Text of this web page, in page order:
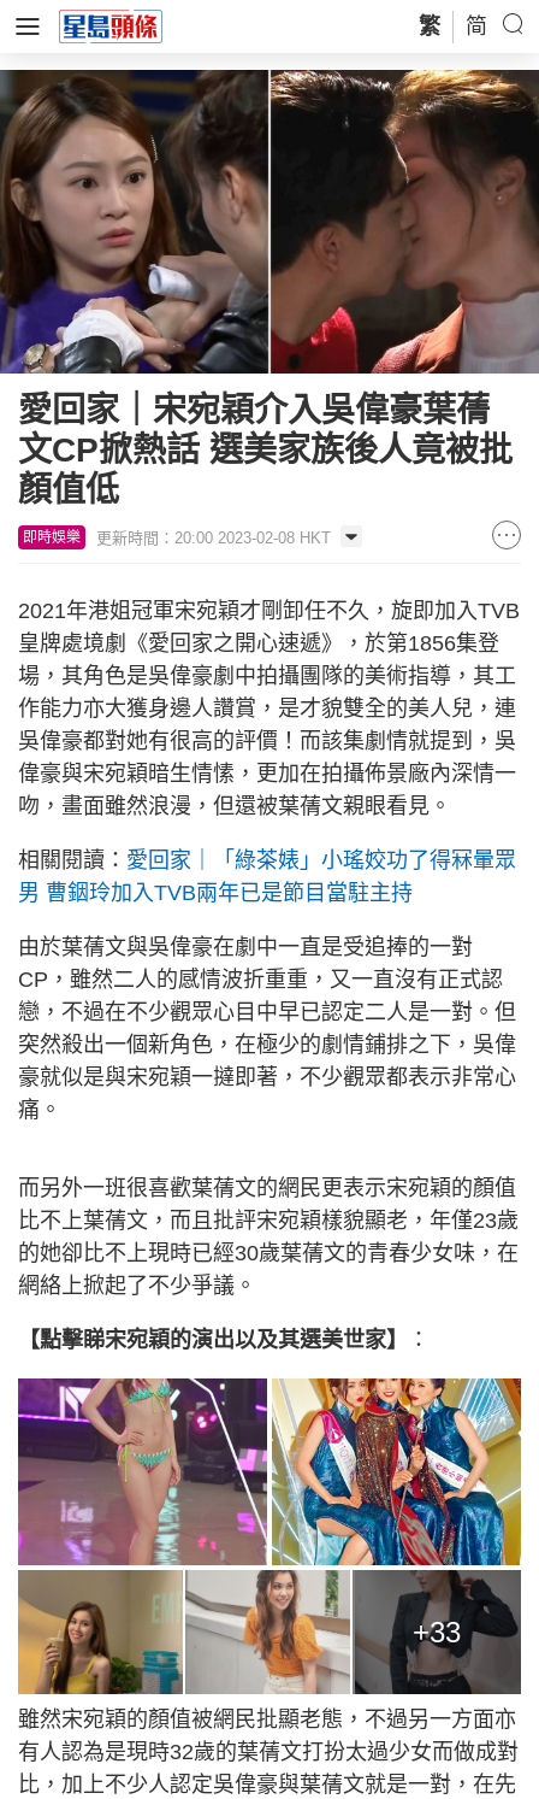
繁 简
愛回家｜宋宛穎介入吳偉豪葉蒨
文CP掀熱話 選美家族後人竟被批
顏值低
即時娛樂 更新時間：20:00 2023-02-08 HKT
2021年港姐冠軍宋宛穎才剛卸任不久，旋即加入TVB
皇牌處境劇《愛回家之開心速遞》，於第1856集登
場，其角色是吳偉豪劇中拍攝團隊的美術指導，其工
作能力亦大獲身邊人讚賞，是才貌雙全的美人兒，連
吳偉豪都對她有很高的評價！而該集劇情就提到，吳
偉豪與宋宛穎暗生情愫，更加在拍攝佈景廠內深情一
吻，畫面雖然浪漫，但還被葉蒨文親眼看見。
相關閱讀： 愛回家｜「綠茶婊」小瑤姣功了得冧暈眾
男 曹銦玲加入TVB兩年已是節目當駐主持
由於葉蒨文與吳偉豪在劇中一直是受追捧的一對
CP，雖然二人的感情波折重重，又一直沒有正式認
戀，不過在不少觀眾心目中早已認定二人是一對。但
突然殺出一個新角色，在極少的劇情鋪排之下，吳偉
豪就似是與宋宛穎一撻即著，不少觀眾都表示非常心
痛。
而另外一班很喜歡葉蒨文的網民更表示宋宛穎的顏值
比不上葉蒨文，而且批評宋宛穎樣貌顯老，年僅23歲
的她卻比不上現時已經30歲葉蒨文的青春少女味，在
網絡上掀起了不少爭議。
【點擊睇宋宛穎的演出以及其選美世家】 ：
+33
雖然宋宛穎的顏值被網民批顯老態，不過另一方面亦
有人認為是現時32歲的葉蒨文打扮太過少女而做成對
比，加上不少人認定吳偉豪與葉蒨文就是一對，在先